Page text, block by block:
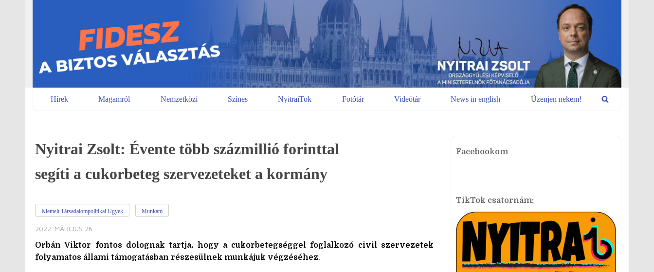
Hírek Magamról Nemzetközi Színes NyitraiTok Fotótár Videótár News in english Üzenjen nekem!
Nyitrai Zsolt: Évente több százmillió forinttal
segíti a cukorbeteg szervezeteket a kormány
Kiemelt Társadalompolitikai Ügyek Munkám
2022. MÁRCIUS 26.
Orbán Viktor fontos dolognak tartja, hogy a cukorbetegséggel foglalkozó civil szervezetek
folyamatos állami támogatásban részesülnek munkájuk végzéséhez.
Facebookom
TikTok csatornám: